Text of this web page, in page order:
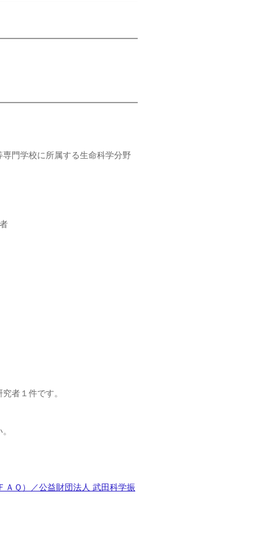
門学校に所属する生命科学分野
者１件です。
ＡＱ）／公益財団法人 武田科学振